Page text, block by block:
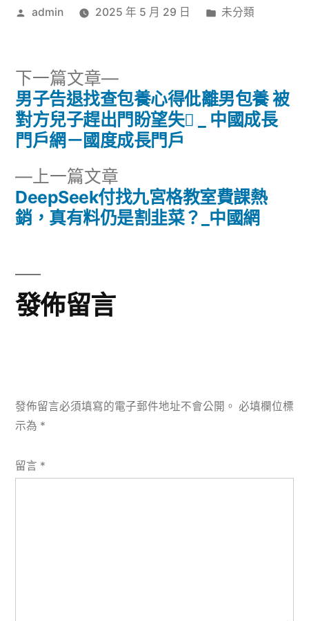
作
admin 2025 年 5 月 29 日
分
未分類
文
章
導
覽
上一篇文章
一
篇
DeepSeek付找九宮格教室費課熱
銷，真有料仍是割韭菜？_中國網
下一篇文章
下
一
篇
文
男子告退找查包養心得仳離男包養 被
對方兒子趕出門盼望失 _ 中國成長
門戶網－國度成長門戶
發佈留言
發佈留言必須填寫的電子郵件地址不會公開。 必填欄位標
示為 *
留言 *